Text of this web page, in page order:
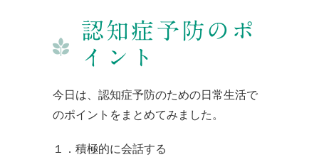
認知症予防のポ
イント
今日は、認知症予防のための日常生活で
のポイントをまとめてみました。
１．積極的に会話する